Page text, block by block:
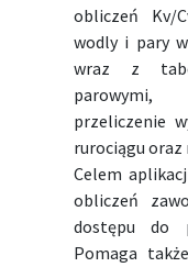
obliczeń Kv/
wodly i pary
wraz z
parowymi,
przeliczenie
rurociągu oraz
Celem
obliczeń
dostępu do
Pomaga